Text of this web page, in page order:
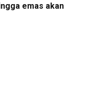
emas akan